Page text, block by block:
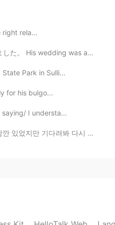
2020.03.09 06:31
군가가 한국말을 하면
적응 하시는게 빠를거
2020.03.09 02:20
거예요 네 실제로는 항
rela...
was at a famous de...
Park in Sulli...
for his bulgo...
I understa...
가 꼭 돌아갈겡!! 글고 갈때 다신 호주...